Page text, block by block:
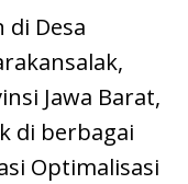
Desa
Jawa Barat,
di berbagai
Optimalisasi